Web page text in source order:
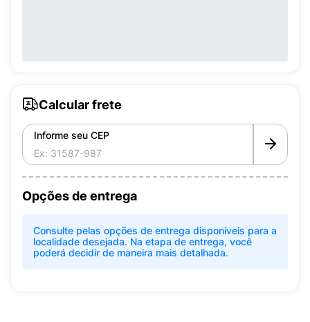
Calcular frete
Informe seu CEP
Opções de entrega
Consulte pelas opções de entrega disponíveis para a
localidade desejada. Na etapa de entrega, você
poderá decidir de maneira mais detalhada.